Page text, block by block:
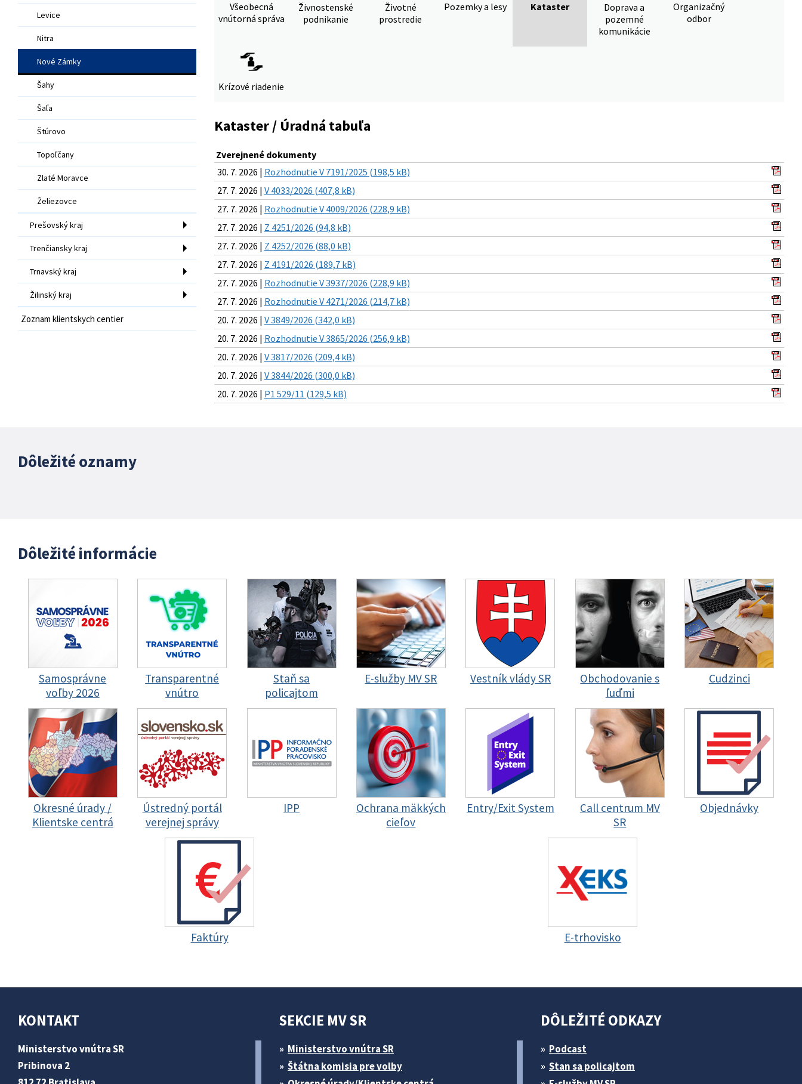
Levice
Nitra
Nové Zámky
Šahy
Šaľa
Štúrovo
Topoľčany
Zlaté Moravce
Želiezovce
Prešovský kraj
Trenčiansky kraj
Trnavský kraj
Žilinský kraj
Zoznam klientskych centier
Všeobecná
vnútorná správa
Živnostenské
podnikanie
Životné
prostredie
Pozemky a lesy Kataster
Doprava a
pozemné
komunikácie
Organizačný
odbor
Krízové riadenie
Kataster / Úradná tabuľa
Zverejnené dokumenty
30. 7. 2026 | Rozhodnutie V 7191/2025 (198,5 kB)
27. 7. 2026 | V 4033/2026 (407,8 kB)
27. 7. 2026 | Rozhodnutie V 4009/2026 (228,9 kB)
27. 7. 2026 | Z 4251/2026 (94,8 kB)
27. 7. 2026 | Z 4252/2026 (88,0 kB)
27. 7. 2026 | Z 4191/2026 (189,7 kB)
27. 7. 2026 | Rozhodnutie V 3937/2026 (228,9 kB)
27. 7. 2026 | Rozhodnutie V 4271/2026 (214,7 kB)
20. 7. 2026 | V 3849/2026 (342,0 kB)
20. 7. 2026 | Rozhodnutie V 3865/2026 (256,9 kB)
20. 7. 2026 | V 3817/2026 (209,4 kB)
20. 7. 2026 | V 3844/2026 (300,0 kB)
20. 7. 2026 | P1 529/11 (129,5 kB)
Dôležité oznamy
Dôležité informácie
Samosprávne
voľby 2026
Transparentné
vnútro
Staň sa
policajtom
E-služby MV SR Vestník vlády SR
Obchodovanie s
ľuďmi
Cudzinci
Okresné úrady /
Klientske centrá
Ústredný portál
verejnej správy
IPP
Ochrana mäkkých
cieľov
Entry/Exit System
Call centrum MV
SR
Objednávky
Faktúry E-trhovisko
KONTAKT
Ministerstvo vnútra SR
Pribinova 2
SEKCIE MV SR
Ministerstvo vnútra SR
Štátna komisia pre volby
DÔLEŽITÉ ODKAZY
Podcast
Stan sa policajtom